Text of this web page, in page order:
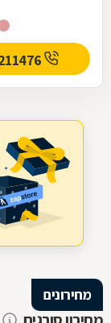
מחירונים